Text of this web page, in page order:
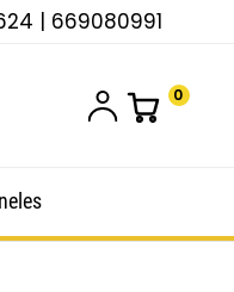
| 669080991
0